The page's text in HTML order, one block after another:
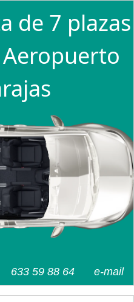
de 7 plazas
e-mail
633 59 88 64